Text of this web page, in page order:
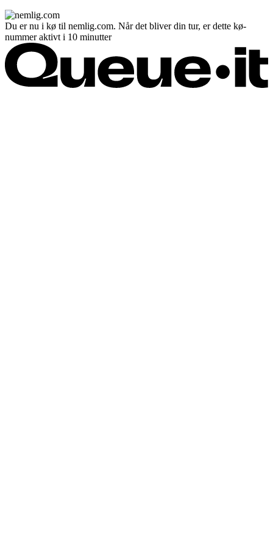
Du er nu i kø til nemlig.com. Når det bliver din tur, er dette kø-
nummer aktivt i 10 minutter